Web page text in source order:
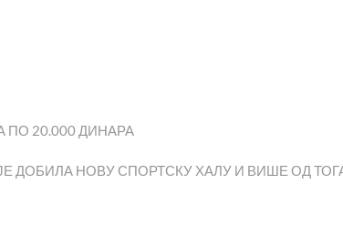
20.000 ДИНАРА
ДОБИЛА НОВУ СПОРТСКУ ХАЛУ И ВИШЕ ОД